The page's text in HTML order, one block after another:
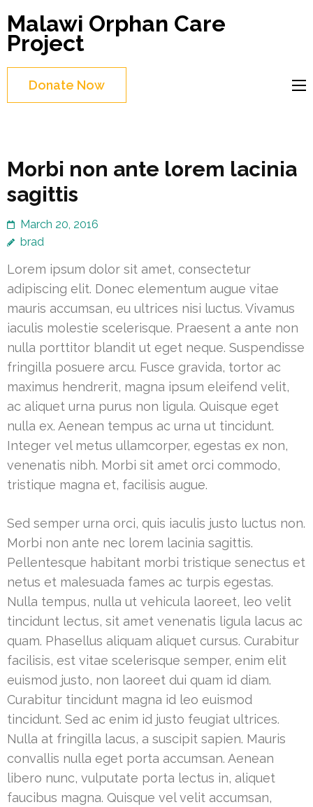
to
content
(Press
Enter)
Malawi Orphan Care
Project
Donate Now
Morbi non ante lorem lacinia
sagittis
March 20, 2016
brad
Lorem ipsum dolor sit amet, consectetur
adipiscing elit. Donec elementum augue vitae
mauris accumsan, eu ultrices nisi luctus. Vivamus
iaculis molestie scelerisque. Praesent a ante non
nulla porttitor blandit ut eget neque. Suspendisse
fringilla posuere arcu. Fusce gravida, tortor ac
maximus hendrerit, magna ipsum eleifend velit,
ac aliquet urna purus non ligula. Quisque eget
nulla ex. Aenean tempus ac urna ut tincidunt.
Integer vel metus ullamcorper, egestas ex non,
venenatis nibh. Morbi sit amet orci commodo,
tristique magna et, facilisis augue.
Sed semper urna orci, quis iaculis justo luctus non.
Morbi non ante nec lorem lacinia sagittis.
Pellentesque habitant morbi tristique senectus et
netus et malesuada fames ac turpis egestas.
Nulla tempus, nulla ut vehicula laoreet, leo velit
tincidunt lectus, sit amet venenatis ligula lacus ac
quam. Phasellus aliquam aliquet cursus. Curabitur
facilisis, est vitae scelerisque semper, enim elit
euismod justo, non laoreet dui quam id diam.
Curabitur tincidunt magna id leo euismod
tincidunt. Sed ac enim id justo feugiat ultrices.
Nulla at fringilla lacus, a suscipit sapien. Mauris
convallis nulla eget porta accumsan. Aenean
libero nunc, vulputate porta lectus in, aliquet
faucibus magna. Quisque vel velit accumsan,